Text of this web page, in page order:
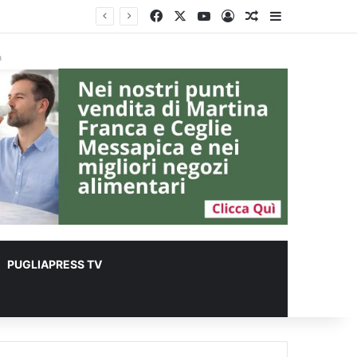
animali FacebookYou TubeAccediUn articolo a
PUGLIAPRESS TV